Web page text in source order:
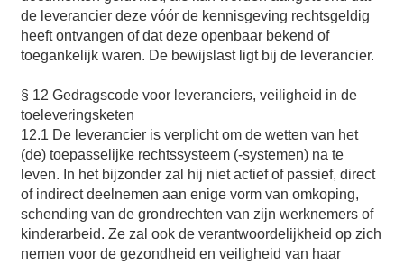
de leverancier deze vóór de kennisgeving rechtsgeldig
heeft ontvangen of dat deze openbaar bekend of
toegankelijk waren. De bewijslast ligt bij de leverancier.
§ 12 Gedragscode voor leveranciers, veiligheid in de
toeleveringsketen
12.1 De leverancier is verplicht om de wetten van het
(de) toepasselijke rechtssysteem (-systemen) na te
leven. In het bijzonder zal hij niet actief of passief, direct
of indirect deelnemen aan enige vorm van omkoping,
schending van de grondrechten van zijn werknemers of
kinderarbeid. Ze zal ook de verantwoordelijkheid op zich
nemen voor de gezondheid en veiligheid van haar